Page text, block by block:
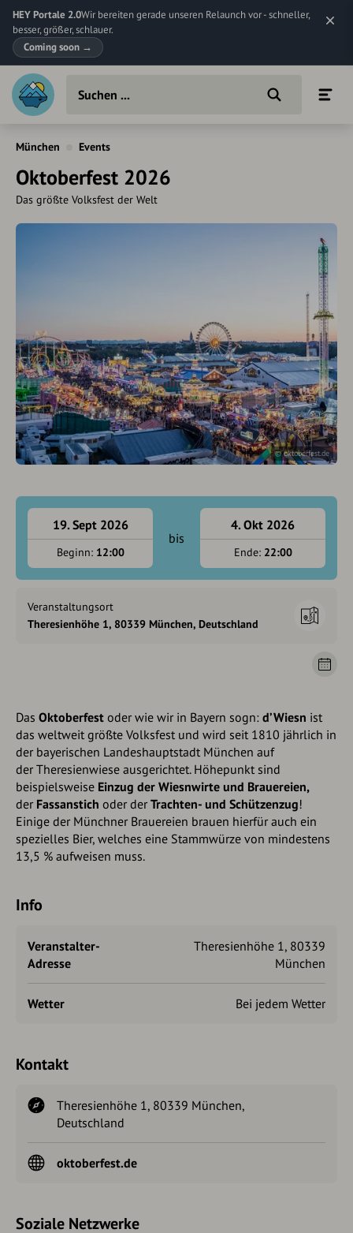
HEY Portale 2.0Wir bereiten gerade unseren Relaunch vor - schneller,
besser, größer, schlauer.
Coming soon →
München Events
Oktoberfest 2026
Das größte Volksfest der Welt
© oktoberfest.de
19. Sept 2026
Beginn: 12:00
bis
4. Okt 2026
Ende: 22:00
Veranstaltungsort
Theresienhöhe 1, 80339 München, Deutschland
Das Oktoberfest oder wie wir in Bayern sogn: d’Wiesn ist
das weltweit größte Volksfest und wird seit 1810 jährlich in
der bayerischen Landeshauptstadt München auf
der Theresienwiese ausgerichtet. Höhepunkt sind
beispielsweise Einzug der Wiesnwirte und Brauereien,
derFassanstich oder derTrachten- und Schützenzug!
Einige der Münchner Brauereien brauen hierfür auch ein
spezielles Bier, welches eine Stammwürze von mindestens
13,5 % aufweisen muss.
Info
Veranstalter-
Adresse
Theresienhöhe 1, 80339
München
Wetter Bei jedem Wetter
Kontakt
Theresienhöhe 1, 80339 München,
Deutschland
oktoberfest.de
Soziale Netzwerke